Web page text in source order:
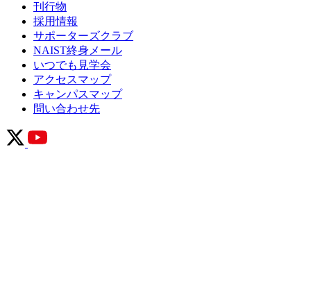
刊行物
採用情報
サポーターズクラブ
NAIST終身メール
いつでも見学会
アクセスマップ
キャンパスマップ
問い合わせ先